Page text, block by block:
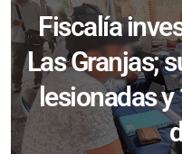
Fiscalía
Las Granjas;
lesionadas